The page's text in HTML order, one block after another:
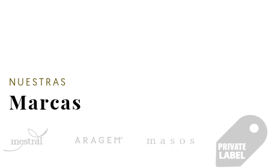
NUESTRAS
Marcas